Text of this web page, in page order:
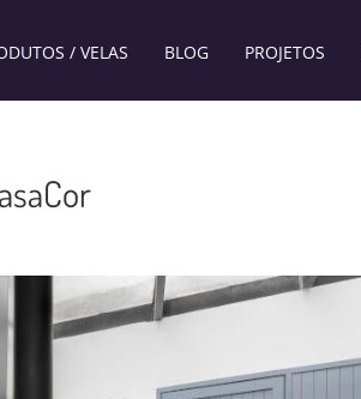
/ VELAS BLOG PROJETOS